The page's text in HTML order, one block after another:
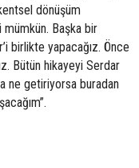
dönüşüm
Başka bir
birlikte yapacağız. Önce
Bütün hikayeyi Serdar
ne getiriyorsa buradan